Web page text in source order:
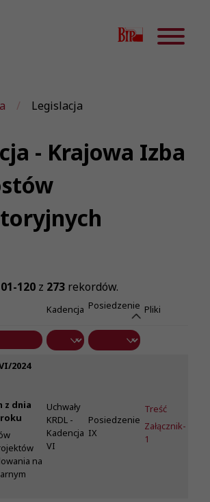
Legislacja
- Krajowa Izba
120 z 273 rekordów.
Kadencja Posiedzenie Pliki
2024
z dnia
roku
na
Uchwały
KRDL -
Kadencja
VI
Posiedzenie
IX
Treść
Załącznik-
1